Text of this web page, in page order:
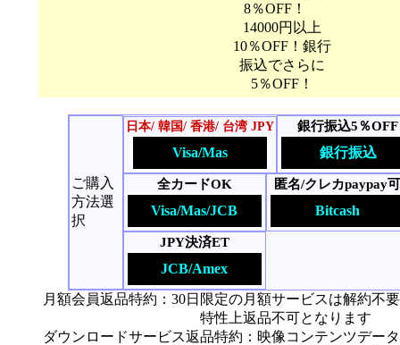
8％OFF！
14000円以上
10％OFF！銀行
振込でさらに
5％OFF！
ご購入
方法選
択
日本/ 韓国/ 香港/ 台湾 JPY
Visa/Mas
銀行振込5％OFF
銀行振込
全カードOK
Visa/Mas/JCB
匿名/クレカpaypay可
Bitcash
JPY決済ET
JCB/Amex
月額会員返品特約：30日限定の月額サービスは解約不
特性上返品不可となります
ダウンロードサービス返品特約：映像コンテンツデー